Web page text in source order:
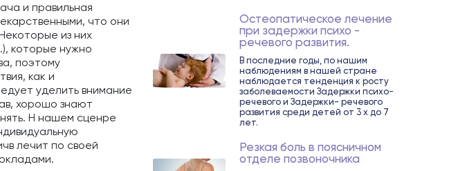
и правильная
что они
из них
которые нужно
поэтому
как и
уделить внимание
хорошо знают
Н нашем сценре
лечит по своей
Остеопатическое лечение
при задержки психо -
речевого развития.
В последние годы, по нашим
наблюдениям в нашей стране
наблюдается тенденция к росту
заболеваемости Задержки психо-
речевого и Задержки- речевого
развития среди детей от 3 х до 7
лет.
Резкая боль в поясничном
отделе позвоночника